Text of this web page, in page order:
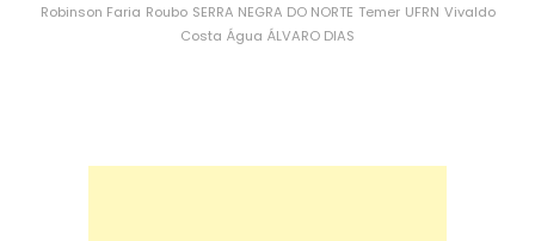
Robinson Faria Roubo SERRA NEGRA DO NORTE Temer UFRN Vivaldo
Costa Água ÁLVARO DIAS